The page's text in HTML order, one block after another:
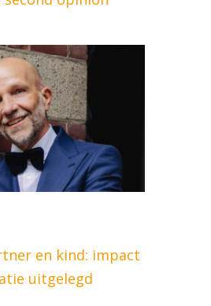
en kind: impact
uitgelegd